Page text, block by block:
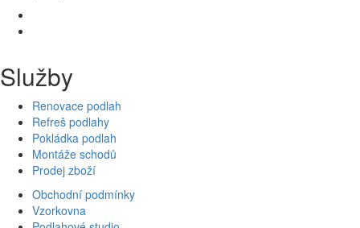
Služby
Renovace podlah
Refreš podlahy
Pokládka podlah
Montáže schodů
Prodej zboží
Obchodní podmínky
Vzorkovna